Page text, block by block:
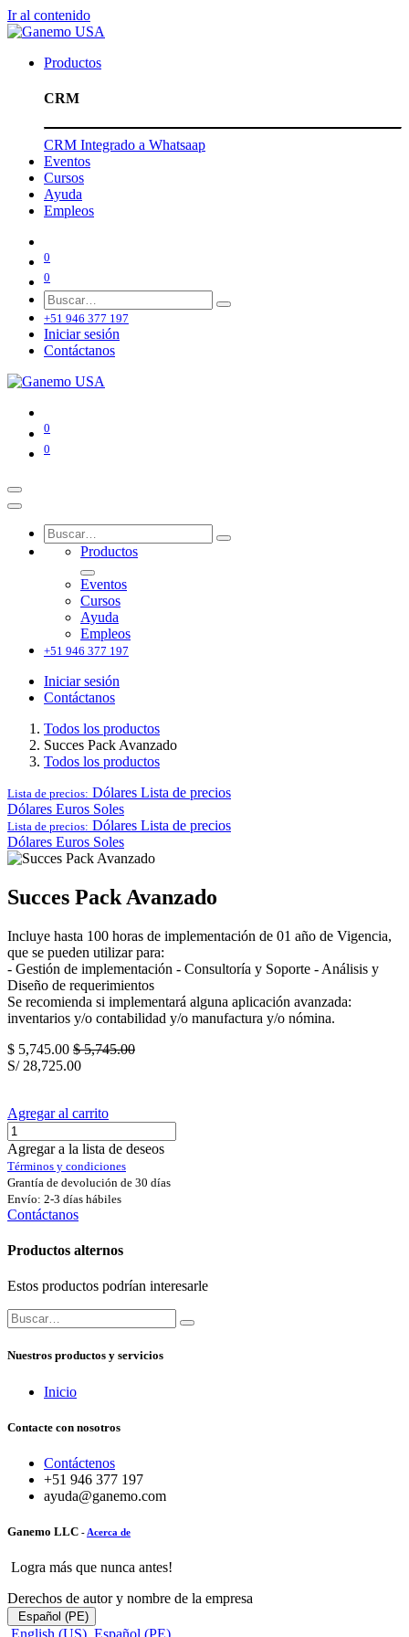
Ir al contenido
Productos
CRM
CRM Integrado a Whatsaap
Eventos
Cursos
Ayuda
Empleos
0
0
+51 946 377 197
Iniciar sesión
Contáctanos
0
0
Productos
Eventos
Cursos
Ayuda
Empleos
+51 946 377 197
Iniciar sesión
Contáctanos
Todos los productos
Succes Pack Avanzado
Todos los productos
Lista de precios: Dólares Lista de precios
Dólares Euros Soles
Lista de precios: Dólares Lista de precios
Dólares Euros Soles
Succes Pack Avanzado
Incluye hasta 100 horas de implementación de 01 año de Vigencia,
que se pueden utilizar para:
- Gestión de implementación - Consultoría y Soporte - Análisis y
Diseño de requerimientos
Se recomienda si implementará alguna aplicación avanzada:
inventarios y/o contabilidad y/o manufactura y/o nómina.
$ 5,745.00 $5,745.00
S/ 28,725.00
Agregar al carrito
Agregar a la lista de deseos
Términos y condiciones
Grantía de devolución de 30 días
Envío: 2-3 días hábiles
Contáctanos
Productos alternos
Estos productos podrían interesarle
Nuestros productos y servicios
Inicio
Contacte con nosotros
Contáctenos
+51 946 377 197
ayuda@ganemo.com
Ganemo LLC - Acerca de
Logra más que nunca antes!
Derechos de autor y nombre de la empresa
Español (PE)